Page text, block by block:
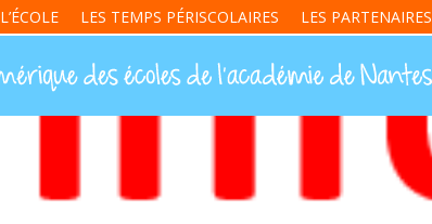
L’ÉCOLE LES TEMPS PÉRISCOLAIRES LES PARTENAIRES